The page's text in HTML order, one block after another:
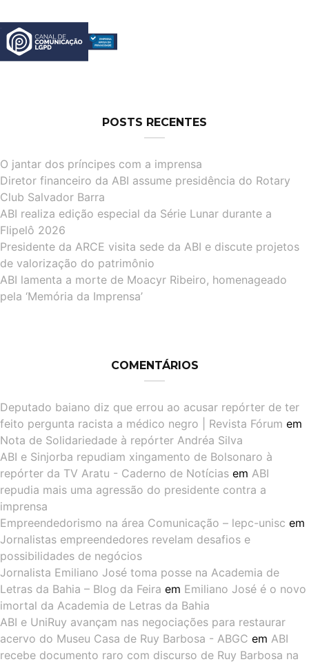
POSTS RECENTES
O jantar dos príncipes com a imprensa
Diretor financeiro da ABI assume presidência do Rotary
Club Salvador Barra
ABI realiza edição especial da Série Lunar durante a
Flipelô 2026
Presidente da ARCE visita sede da ABI e discute projetos
de valorização do patrimônio
ABI lamenta a morte de Moacyr Ribeiro, homenageado
pela ‘Memória da Imprensa’
COMENTÁRIOS
Deputado baiano diz que errou ao acusar repórter de ter
feito pergunta racista a médico negro | Revista Fórum em
Nota de Solidariedade à repórter Andréa Silva
ABI e Sinjorba repudiam xingamento de Bolsonaro à
repórter da TV Aratu - Caderno de Notícias em ABI
repudia mais uma agressão do presidente contra a
imprensa
Empreendedorismo na área Comunicação – lepc-unisc em
Jornalistas empreendedores revelam desafios e
possibilidades de negócios
Jornalista Emiliano José toma posse na Academia de
Letras da Bahia – Blog da Feira em Emiliano José é o novo
imortal da Academia de Letras da Bahia
ABI e UniRuy avançam nas negociações para restaurar
acervo do Museu Casa de Ruy Barbosa - ABGC em ABI
recebe documento raro com discurso de Ruy Barbosa na